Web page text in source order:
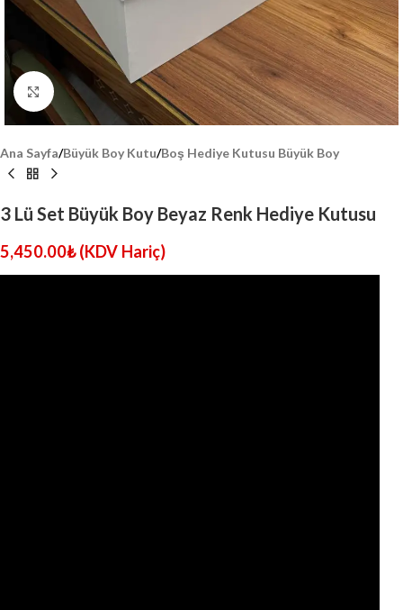
Click to enlarge
Ana Sayfa/Büyük Boy Kutu/Boş Hediye Kutusu Büyük Boy
3 Lü Set Büyük Boy Beyaz Renk Hediye Kutusu
5,450.00₺ (KDV Hariç)